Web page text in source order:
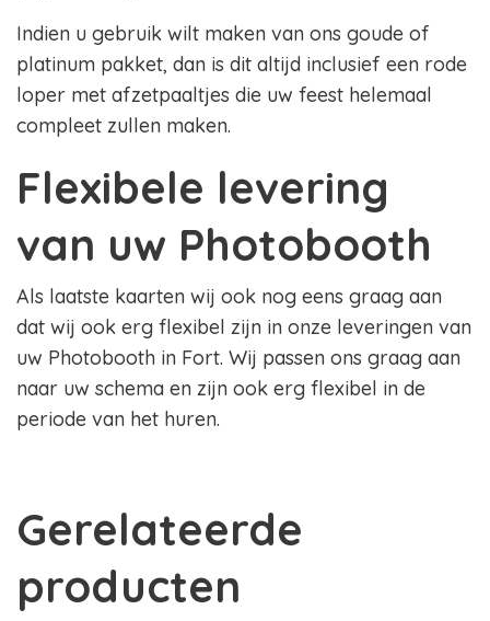
Indien u gebruik wilt maken van ons goude of
platinum pakket, dan is dit altijd inclusief een rode
loper met afzetpaaltjes die uw feest helemaal
compleet zullen maken.
Flexibele levering
van uw Photobooth
Als laatste kaarten wij ook nog eens graag aan
dat wij ook erg flexibel zijn in onze leveringen van
uw Photobooth in Fort. Wij passen ons graag aan
naar uw schema en zijn ook erg flexibel in de
periode van het huren.
Gerelateerde
producten